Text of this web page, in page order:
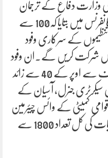
وزارت دفاع کے ترجمان
جیانگ بن نے ایک رسمی پریس کانفرنس میں بتایا کہ100 سے
تنظیموں کے سرکاری وفود
شرکت کریں گے۔ان وفود
میں وزارتی سطح اور فوجی کمانڈر ان چیف سے اوپر کے 40 سے زائد
سیکرٹری جنرل، آسیان کے
کمیٹی کے وائس چیئرمین
شامل ہیں ۔رجسٹرڈ ہونے والی شخصیات کی کل تعداد 1800 سے